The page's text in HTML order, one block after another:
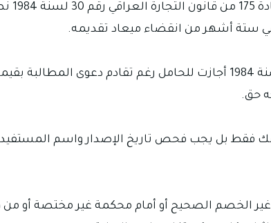
ستة أشهر من انقضاء ميعاد تقديمه.
لكن المادة 177 من قانون التجارة العراقي رقم 30 لسنة 1984 أجازت
حق.
فقط بل يجب فحص تاريخ الإصدار واسم
الخصم الصحيح أو أمام محكمة غير مختصة أو